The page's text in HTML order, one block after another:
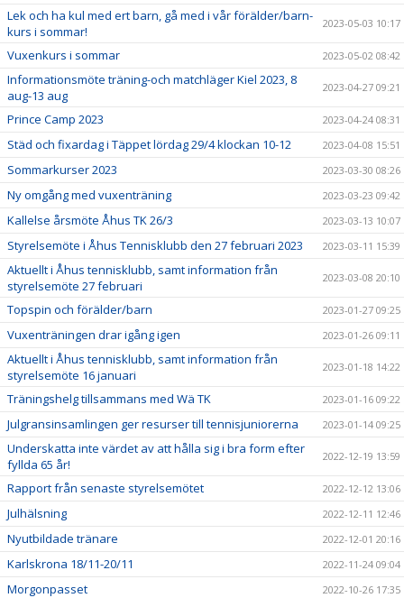
Lek och ha kul med ert barn, gå med i vår förälder/barn-
kurs i sommar!
2023-05-03 10:17
Vuxenkurs i sommar 2023-05-02 08:42
Informationsmöte träning-och matchläger Kiel 2023, 8
aug-13 aug
2023-04-27 09:21
Prince Camp 2023 2023-04-24 08:31
Städ och fixardag i Täppet lördag 29/4 klockan 10-12 2023-04-08 15:51
Sommarkurser 2023 2023-03-30 08:26
Ny omgång med vuxenträning 2023-03-23 09:42
Kallelse årsmöte Åhus TK 26/3 2023-03-13 10:07
Styrelsemöte i Åhus Tennisklubb den 27 februari 2023 2023-03-11 15:39
Aktuellt i Åhus tennisklubb, samt information från
styrelsemöte 27 februari
2023-03-08 20:10
Topspin och förälder/barn 2023-01-27 09:25
Vuxenträningen drar igång igen 2023-01-26 09:11
Aktuellt i Åhus tennisklubb, samt information från
styrelsemöte 16 januari
2023-01-18 14:22
Träningshelg tillsammans med Wä TK 2023-01-16 09:22
Julgransinsamlingen ger resurser till tennisjuniorerna 2023-01-14 09:25
Underskatta inte värdet av att hålla sig i bra form efter
fyllda 65 år!
2022-12-19 13:59
Rapport från senaste styrelsemötet 2022-12-12 13:06
Julhälsning 2022-12-11 12:46
Nyutbildade tränare 2022-12-01 20:16
Karlskrona 18/11-20/11 2022-11-24 09:04
Morgonpasset 2022-10-26 17:35